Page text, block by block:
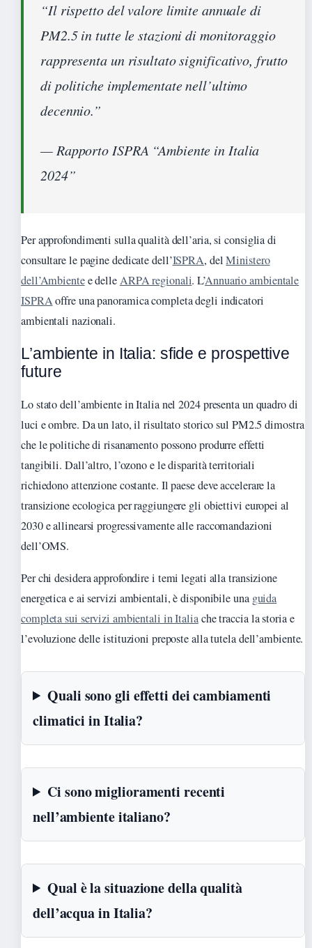
“Il rispetto del valore limite annuale di
PM2.5 in tutte le stazioni di monitoraggio
rappresenta un risultato significativo, frutto
di politiche implementate nell’ultimo
decennio.”
— Rapporto ISPRA “Ambiente in Italia
2024”
Per approfondimenti sulla qualità dell’aria, si consiglia di
consultare le pagine dedicate dell’ISPRA, delMinistero
dell’Ambientee delleARPA regionali. L’Annuario ambientale
ISPRAoffre una panoramica completa degli indicatori
ambientali nazionali.
L’ambiente in Italia: sfide e prospettive
future
Lo stato dell’ambiente in Italia nel 2024 presenta un quadro di
luci e ombre. Da un lato, il risultato storico sul PM2.5 dimostra
che le politiche di risanamento possono produrre effetti
tangibili. Dall’altro, l’ozono e le disparità territoriali
richiedono attenzione costante. Il paese deve accelerare la
transizione ecologica per raggiungere gli obiettivi europei al
2030 e allinearsi progressivamente alle raccomandazioni
dell’OMS.
Per chi desidera approfondire i temi legati alla transizione
energetica e ai servizi ambientali, è disponibile una guida
completa sui servizi ambientali in Italiache traccia la storia e
l’evoluzione delle istituzioni preposte alla tutela dell’ambiente.
Quali sono gli effetti dei cambiamenti
climatici in Italia?
Ci sono miglioramenti recenti
nell’ambiente italiano?
Qual è la situazione della qualità
dell’acqua in Italia?